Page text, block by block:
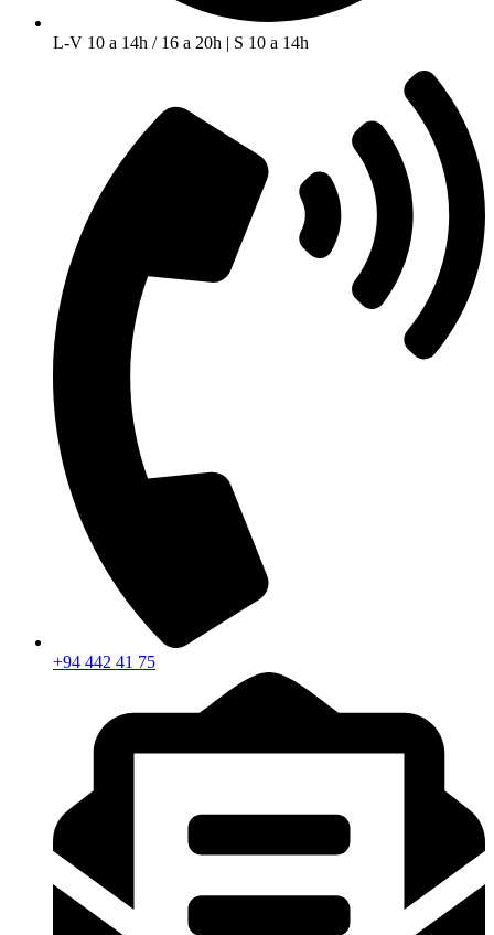
L-V 10 a 14h / 16 a 20h | S 10 a 14h
+94 442 41 75